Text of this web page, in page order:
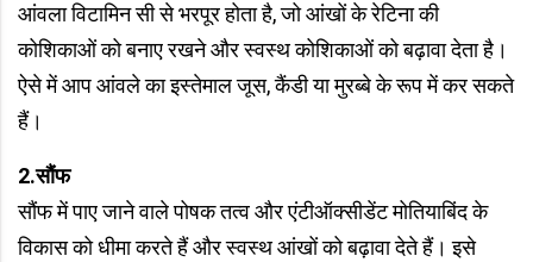
आंवला विटामिन सी से भरपूर होता है, जो आंखों के रेटिना की
कोशिकाओं को बनाए रखने और स्वस्थ कोशिकाओं को बढ़ावा देता है।
ऐसे में आप आंवले का इस्तेमाल जूस, कैंडी या मुरब्बे के रूप में कर सकते
हैं।
2.सौंफ
सौंफ में पाए जाने वाले पोषक तत्व और एंटीऑक्सीडेंट मोतियाबिंद के
विकास को धीमा करते हैं और स्वस्थ आंखों को बढ़ावा देते हैं। इसे